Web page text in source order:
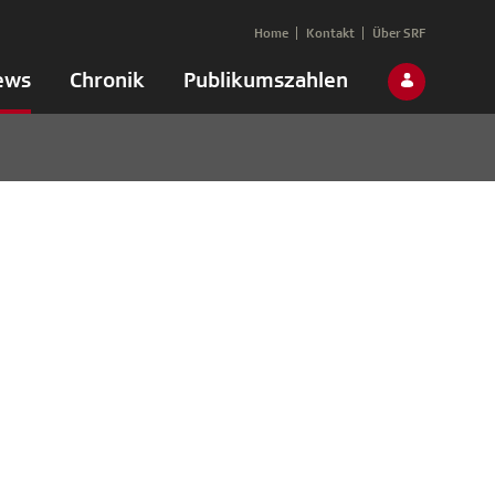
Chronik Publikumszahlen
Home Kontakt Über SRF